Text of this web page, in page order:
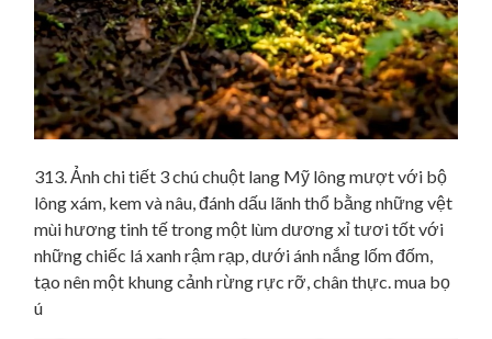
313. Ảnh chi tiết 3 chú chuột lang Mỹ lông mượt với bộ
lông xám, kem và nâu, đánh dấu lãnh thổ bằng những vệt
mùi hương tinh tế trong một lùm dương xỉ tươi tốt với
những chiếc lá xanh rậm rạp, dưới ánh nắng lốm đốm,
tạo nên một khung cảnh rừng rực rỡ, chân thực. mua bọ
ú